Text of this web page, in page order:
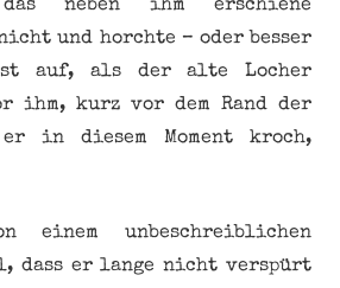
neben ihm erschiene
und horchte – oder besser
auf, als der alte Locher
ihm, kurz vor dem Rand der
in diesem Moment kroch,
einem unbeschreiblichen
dass er lange nicht verspürt